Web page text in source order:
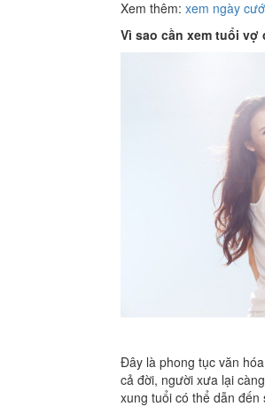
Xem thêm: xem ngày
Vì sao cần xem tuổi vợ
Đây là phong tục văn
cả đời, người xưa lại
xung tuổi có thể dẫn